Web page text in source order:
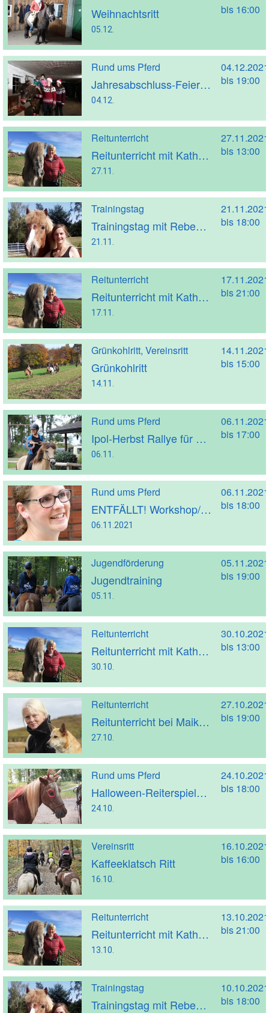
Weihnachtsritt
05.12.
bis 16:00
Rund ums Pferd
Jahresabschluss-Feier für alle Kinder und Jugendlichen
04.12.
bis 19:00
Reitunterricht
Reitunterricht mit Kathrin Strakeljahn (Trainer A)
27.11.
bis 13:00
Trainingstag
Trainingstag mit Rebekka Rückle
21.11.
bis 18:00
Reitunterricht
Reitunterricht mit Kathrin Strakeljahn (Trainer A)
17.11.
bis 21:00
Grünkohlritt, Vereinsritt
Grünkohlritt
14.11.
bis 15:00
Rund ums Pferd
Ipol-Herbst Rallye für Jugendliche ab 13 Jahren
06.11.
bis 17:00
Rund ums Pferd
ENTFÄLLT! Workshop/Tageskurs: Rückenfitte Pferde mit Bodenarbeit mit Karolina Kardel
06.11.2021
bis 18:00
Jugendförderung
Jugendtraining
05.11.
bis 19:00
Reitunterricht
Reitunterricht mit Kathrin Strakeljahn (Trainer A)
30.10.
bis 13:00
Reitunterricht
Reitunterricht bei Maike Morbach
27.10.
bis 19:00
Rund ums Pferd
Halloween-Reiterspiele für alle Kinder im Alter von 6 bis 13 Jahren
24.10.
bis 18:00
Vereinsritt
Kaffeeklatsch Ritt
16.10.
bis 16:00
Reitunterricht
Reitunterricht mit Kathrin Strakeljahn (Trainer A)
13.10.
bis 21:00
Trainingstag
Trainingstag mit Rebekka Rückle
bis 18:00